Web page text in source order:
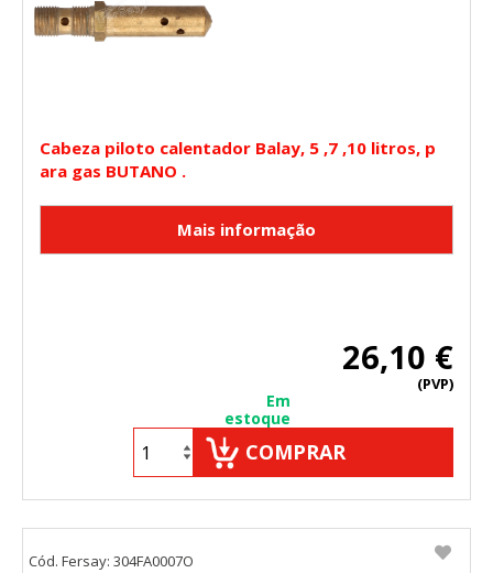
Cabeza piloto calentador Balay, 5 ,7 ,10 litros, p
ara gas BUTANO .
26,10 €
(PVP)
Em
estoque
COMPRAR
Cód. Fersay: 304FA0007O
Puedes volver a configurar tus cookies desde la sección
"Configuración de cookies" al pie de la página. También puedes